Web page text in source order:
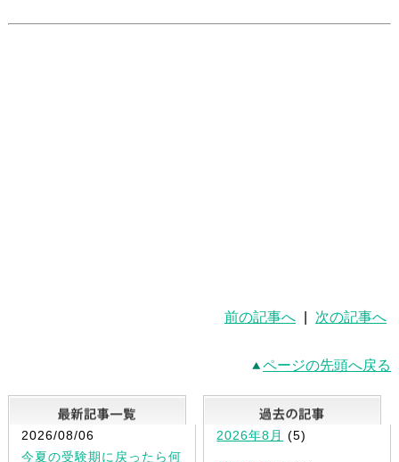
前の記事へ 次の記事へ
ページの先頭へ戻る
最新記事一覧
2026/08/06
今夏の受験期に戻ったら何
2026年8月 (5)